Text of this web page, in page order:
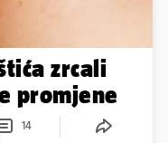
zrcali
promjene
14